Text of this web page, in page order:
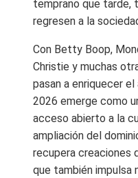
temprano que tarde,
regresen a la
Con Betty Boop,
Christie y muchas
pasan a enriquecer
2026 emerge como
acceso abierto a la
ampliación del
recupera creaciones
que también impulsa